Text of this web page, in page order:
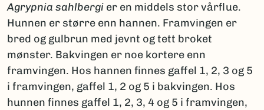
Agrypnia sahlbergi er en middels stor vårflue.
Hunnen er større enn hannen. Framvingen er
bred og gulbrun med jevnt og tett broket
mønster. Bakvingen er noe kortere enn
framvingen. Hos hannen finnes gaffel 1, 2, 3 og 5
i framvingen, gaffel 1, 2 og 5 i bakvingen. Hos
hunnen finnes gaffel 1, 2, 3, 4 og 5 i framvingen,